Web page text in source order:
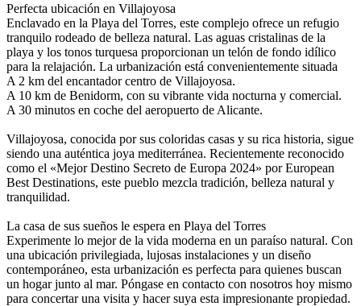
Perfecta ubicación en Villajoyosa
Enclavado en la Playa del Torres, este complejo ofrece un refugio
tranquilo rodeado de belleza natural. Las aguas cristalinas de la
playa y los tonos turquesa proporcionan un telón de fondo idílico
para la relajación. La urbanización está convenientemente situada
A 2 km del encantador centro de Villajoyosa.
A 10 km de Benidorm, con su vibrante vida nocturna y comercial.
A 30 minutos en coche del aeropuerto de Alicante.
Villajoyosa, conocida por sus coloridas casas y su rica historia, sigue
siendo una auténtica joya mediterránea. Recientemente reconocido
como el «Mejor Destino Secreto de Europa 2024» por European
Best Destinations, este pueblo mezcla tradición, belleza natural y
tranquilidad.
La casa de sus sueños le espera en Playa del Torres
Experimente lo mejor de la vida moderna en un paraíso natural. Con
una ubicación privilegiada, lujosas instalaciones y un diseño
contemporáneo, esta urbanización es perfecta para quienes buscan
un hogar junto al mar. Póngase en contacto con nosotros hoy mismo
para concertar una visita y hacer suya esta impresionante propiedad.